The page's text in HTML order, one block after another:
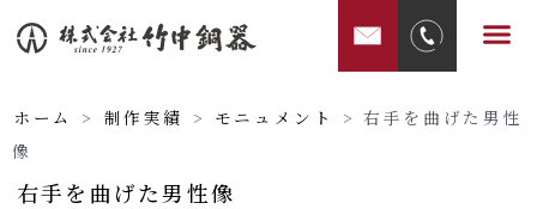
容
ス
キ
ッ
メ
ー
ホーム > 制作実績 > モニュメント >右手を曲げた男性
像
右手を曲げた男性像